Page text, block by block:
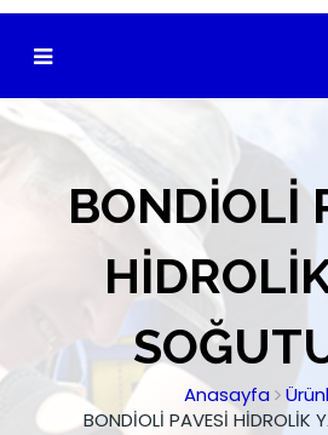
BONDİOLİ
Anasayfa
BONDİOLİ PAVESİ HİDROLİK